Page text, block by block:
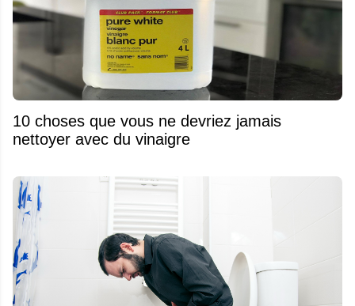
10 choses que vous ne devriez jamais
nettoyer avec du vinaigre